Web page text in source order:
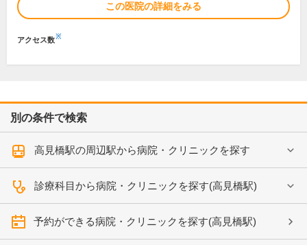
この医院の詳細をみる
アクセス数※
別の条件で検索
高見橋駅の周辺駅から病院・クリニックを探す
診療科目から病院・クリニックを探す(高見橋駅)
予約ができる病院・クリニックを探す(高見橋駅)